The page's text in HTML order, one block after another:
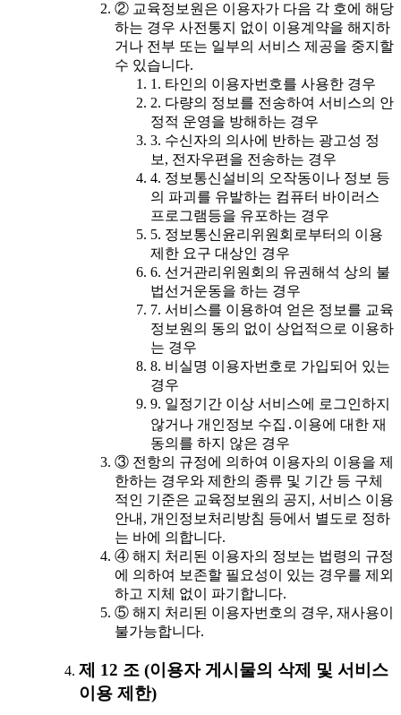
② 교육정보원은 이용자가 다음 각 호에 해당
하는 경우 사전통지 없이 이용계약을 해지하
거나 전부 또는 일부의 서비스 제공을 중지할
수 있습니다.
1. 타인의 이용자번호를 사용한 경우
2. 다량의 정보를 전송하여 서비스의 안
정적 운영을 방해하는 경우
3. 수신자의 의사에 반하는 광고성 정
보, 전자우편을 전송하는 경우
4. 정보통신설비의 오작동이나 정보 등
의 파괴를 유발하는 컴퓨터 바이러스
프로그램등을 유포하는 경우
5. 정보통신윤리위원회로부터의 이용
제한 요구 대상인 경우
6. 선거관리위원회의 유권해석 상의 불
법선거운동을 하는 경우
7. 서비스를 이용하여 얻은 정보를 교육
정보원의 동의 없이 상업적으로 이용하
는 경우
8. 비실명 이용자번호로 가입되어 있는
경우
9. 일정기간 이상 서비스에 로그인하지
않거나 개인정보 수집․이용에 대한 재
동의를 하지 않은 경우
③ 전항의 규정에 의하여 이용자의 이용을 제
한하는 경우와 제한의 종류 및 기간 등 구체
적인 기준은 교육정보원의 공지, 서비스 이용
안내, 개인정보처리방침 등에서 별도로 정하
는 바에 의합니다.
④ 해지 처리된 이용자의 정보는 법령의 규정
에 의하여 보존할 필요성이 있는 경우를 제외
하고 지체 없이 파기합니다.
⑤ 해지 처리된 이용자번호의 경우, 재사용이
불가능합니다.
제 12 조 (이용자 게시물의 삭제 및 서비스
이용 제한)